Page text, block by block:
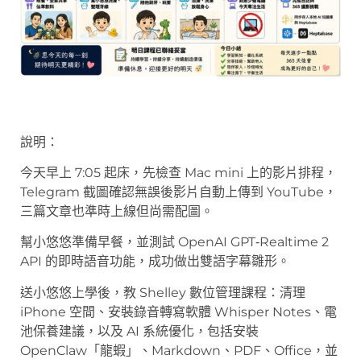
說明：
今天早上 7:05 起床，先檢查 Mac mini 上的影片排程，
Telegram 截圖確認無誤後影片自動上傳到 YouTube，
三篇文章也準時上線但尚需配圖。
幫小悠悠準備早餐，並測試 OpenAI GPT‑Realtime 2
API 的即時語音功能，成功做出雙語字幕雛形。
送小悠悠上學後，教 Shelley 數位管理課程：清理
iPhone 空間、安裝錄音轉寫軟體 Whisper Notes、電
池保養建議，以及 AI 系統優化，包括安裝
OpenClaw「龍蝦」、Markdown、PDF、Office，並